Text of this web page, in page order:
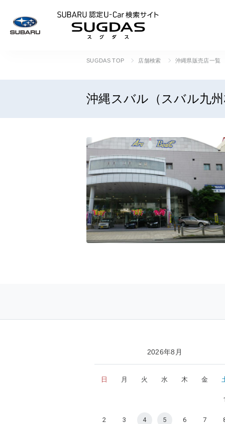
SUGDAS TOP 店舗検索 沖縄県販売店一覧
沖縄スバル（スバル九
2026年8月
日 月 火 水 木 金
2 3 4 5 6 7